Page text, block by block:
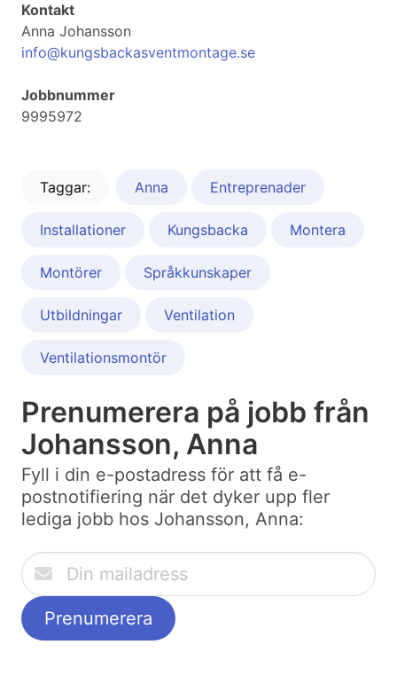
Kontakt
Anna Johansson
info@kungsbackasventmontage.se
Jobbnummer
9995972
Taggar: Anna Entreprenader
Installationer Kungsbacka Montera
Montörer Språkkunskaper
Utbildningar Ventilation
Ventilationsmontör
Prenumerera på jobb från
Johansson, Anna
Fyll i din e-postadress för att få e-
postnotifiering när det dyker upp fler
lediga jobb hos Johansson, Anna: